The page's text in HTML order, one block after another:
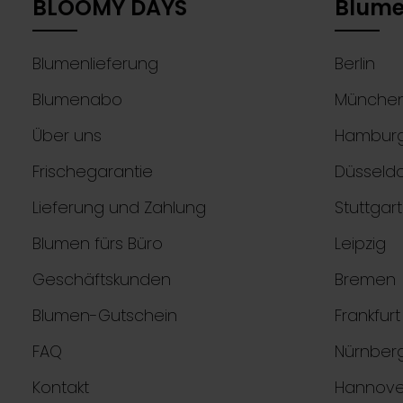
BLOOMY DAYS
Blumenlieferung
Blumenabo
Über uns
Frischegarantie
Lieferung und Zahlung
Blumen fürs Büro
Geschäftskunden
Blumen-Gutschein
FAQ
Kontakt
Berlin
Stuttgart
Leipzig
Bremen